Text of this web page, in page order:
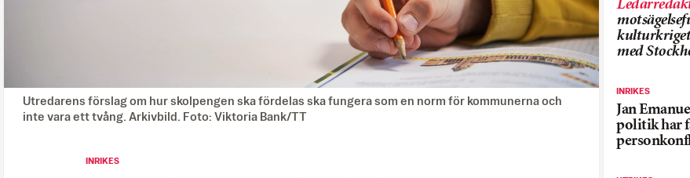
Utredarens förslag om hur skolpengen ska fördelas ska fungera som en norm för kommunerna och
inte vara ett tvång. Arkivbild. Foto: Viktoria Bank/TT
INRIKES
med
INRIKES
Jan
politik har